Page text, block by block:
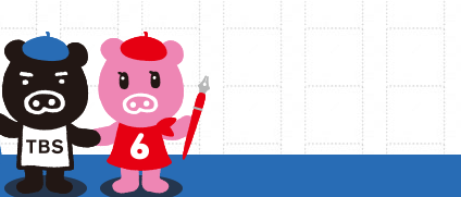
TBS 連ドラ・シナ
ビュー